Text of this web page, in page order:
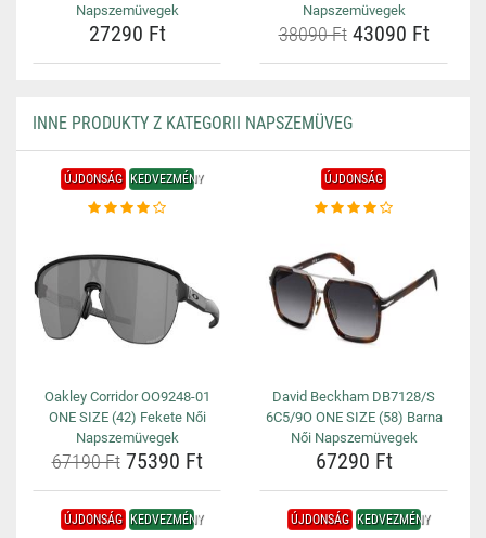
Napszemüvegek
27290 Ft
Napszemüvegek
38090 Ft43090 Ft
INNE PRODUKTY Z KATEGORII NAPSZEMÜVEG
ÚJDONSÁG KEDVEZMÉNY
Oakley Corridor OO9248-01
ONE SIZE (42) Fekete Női
Napszemüvegek
67190 Ft75390 Ft
ÚJDONSÁG
David Beckham DB7128/S
6C5/9O ONE SIZE (58) Barna
Női Napszemüvegek
67290 Ft
ÚJDONSÁG KEDVEZMÉNY ÚJDONSÁG KEDVEZMÉNY